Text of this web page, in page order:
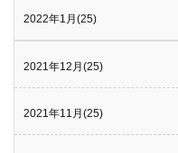
2022年1月(25)
2021年12月(25)
2021年11月(25)